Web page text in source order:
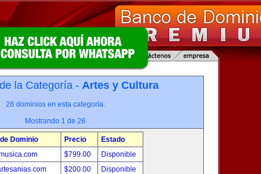
la Categoría - Artes y Cultura
26 dominios en esta categoría.
Mostrando 1 de 26
Dominio Precio
Estado
$799.00
Disponible
$200.00
Disponible